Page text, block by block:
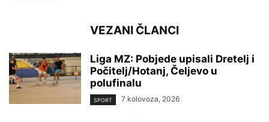
VEZANI ČLANCI
Liga MZ: Pobjede upisali Dretelj i
Počitelj/Hotanj, Čeljevo u
polufinalu
SPORT 7 kolovoza, 2026